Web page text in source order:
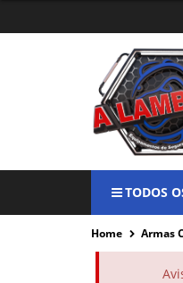
TODOS
Home Armas